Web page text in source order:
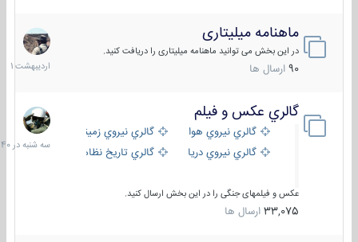
ماهنامه میلیتاری
در این بخش می توانید ماهنامه میلیتاری را دریافت کنید.
90 ارسال ها
30
1401
گالري عكس و فيلم
گالري نيروي هوايي
گالري نيروي زميني
گالري نيروي دريايي
گالري تاریخ نظامی
عکس و فیلمهای جنگی را در این بخش ارسال کنید.
33,075 ارسال ها
سه
شنبه
در